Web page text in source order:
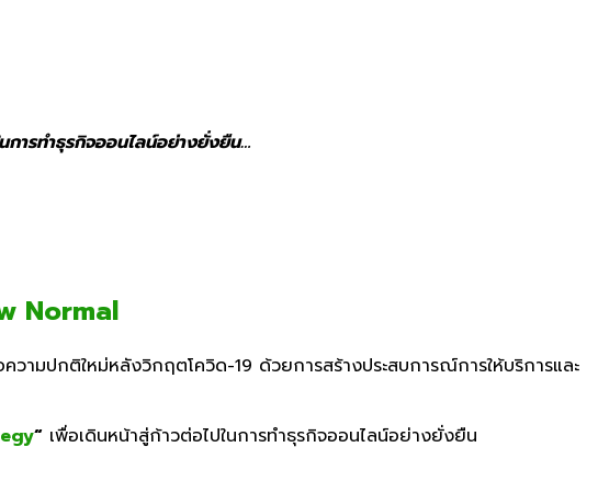
ารทำธุรกิจออนไลน์อย่างยั่งยืน…
Normal
ความปกติใหม่หลังวิกฤตโควิด-19 ด้วยการสร้างประสบการณ์การให้บริการและ
“ เพื่อเดินหน้าสู่ก้าวต่อไปในการทำธุรกิจออนไลน์อย่างยั่งยืน